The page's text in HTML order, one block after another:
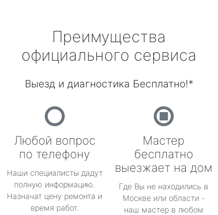
Преимущества
официального сервиса
Выезд и диагностика Бесплатно!*
Любой вопрос
по телефону
Наши специалисты дадут
полную информацию.
Назначат цену ремонта и
время работ.
Мастер
бесплатно
выезжает на дом
Где Вы не находились в
Москве или области -
наш мастер в любом